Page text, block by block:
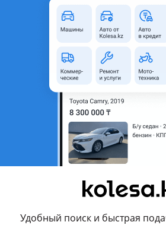
Удобный поиск и быстрая
область
Б/y
Есть доставка
Да
Подходит на авто
2002 - 2006 1 поколение (275), 2006 -
рестайлинг (275)
Комментарий продавца
В хорошем состоянии. Оригинал